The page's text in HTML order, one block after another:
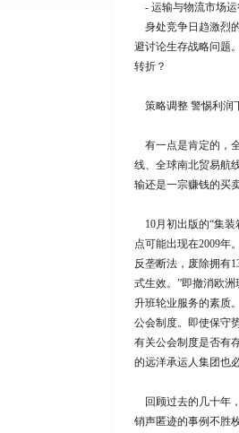
- 运输与物流市场运
身处竞争日趋激烈
避讨论生存战略问题
转折？
策略调整 警惕利润
有一点是肯定的，
线、全球南北贸易航
输还是一宗赚钱的买
10月初出版的“集装
点可能出现在2009年
反垄断法，废除拥有
式生效。”即撤消欧
升班轮业服务的素质
公会制度。即使保守
有关公会制度是否有
的远洋承运人集团也
回顾过去的几十年
销声匿迹的事例不胜